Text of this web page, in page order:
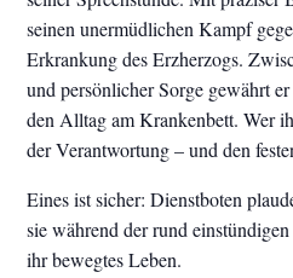
seinen unermüdlichen Kampf
Erkrankung des Erzherzogs.
und persönlicher Sorge gewährt
den Alltag am Krankenbett. Wer
der Verantwortung – und den
Eines ist sicher: Dienstboten
sie während der rund
ihr bewegtes Leben.